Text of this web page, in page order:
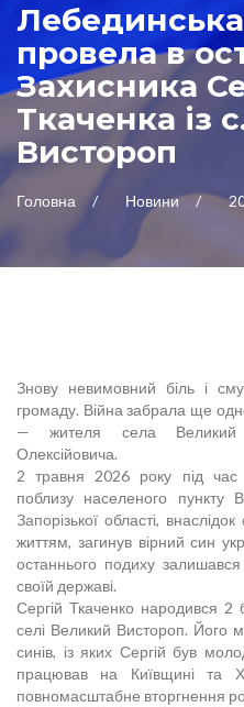
провела в
Захисника
Ткаченка із
Вистороп
Головна Новини
Знову невимовний біль і
громаду. Війна забрала ще
— жителя села Великий
Олексійовича.
2 травня 2026 року під час
поблизу населеного пункту
Запорізької області,
життям, загинув вірний син
останнього подиху залишався
своїй державі.
Сергій Ткаченко народився 2
селі Великий Вистороп. Його
синів, із яких Сергій був
працював на Київщині та
повномасштабне вторгнення